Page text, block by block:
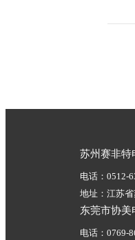
苏州赛非特
电话：0512-
地址：江苏
东莞市协美
电话：0769-